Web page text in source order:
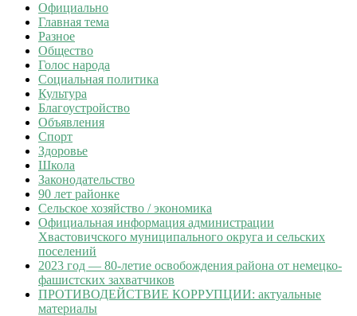
Официально
Главная тема
Разное
Общество
Голос народа
Социальная политика
Культура
Благоустройство
Объявления
Спорт
Здоровье
Школа
Законодательство
90 лет районке
Сельское хозяйство / экономика
Официальная информация администрации
Хвастовичского муниципального округа и сельских
поселений
2023 год — 80-летие освобождения района от немецко-
фашистских захватчиков
ПРОТИВОДЕЙСТВИЕ КОРРУПЦИИ: актуальные
материалы